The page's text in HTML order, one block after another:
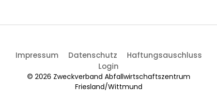
Impressum Datenschutz
Haftungsauschluss
Login
© 2026 Zweckverband Abfallwirtschaftszentrum
Friesland/Wittmund